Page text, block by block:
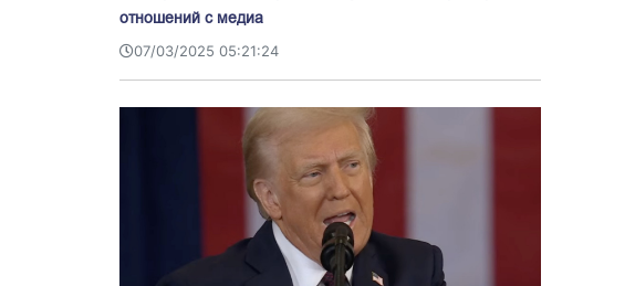
отношений с медиа
07/03/2025 05:21:24